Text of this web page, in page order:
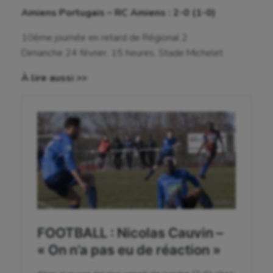
Jeux Olympiques et Paralympiques
Korfbal
Longue paume
Natation
Natation artistique
Omnisports
Outdoor
Paddle
Parkour
Amiens Portugais – RC Amiens : 2-0 (1-0)
10ème journée en retard de Régional 2
Dimanche 24 février, 15 heures, Stade Michelet
À lire aussi >>